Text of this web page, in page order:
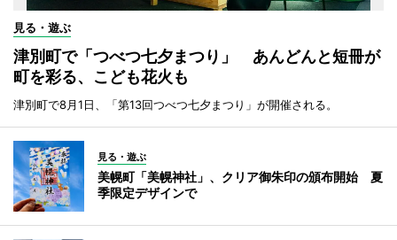
見る・遊ぶ
津別町で「つべつ七夕まつり」 あんどんと短冊が
町を彩る、こども花火も
津別町で8月1日、「第13回つべつ七夕まつり」が開催される。
見る・遊ぶ
美幌町「美幌神社」、クリア御朱印の頒布開始 夏
季限定デザインで